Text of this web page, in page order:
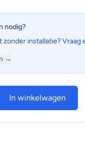
nodig?
installatie? Vraag
→
In winkelwagen